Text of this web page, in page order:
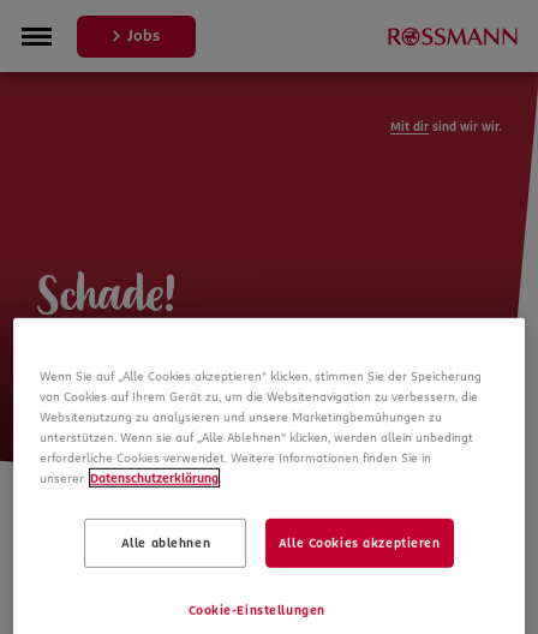
Jobs
Mit dir sind wir wir.
Schade!
mehr verfügbar
Die Suche geht weiter
Wenn Sie auf „Alle Cookies akzeptieren“ klicken, stimmen Sie der Speicherung
von Cookies auf Ihrem Gerät zu, um die Websitenavigation zu verbessern, die
Websitenutzung zu analysieren und unsere Marketingbemühungen zu
unterstützen. Wenn sie auf „Alle Ablehnen“ klicken, werden allein unbedingt
erforderliche Cookies verwendet. Weitere Informationen finden Sie in
unserer Datenschutzerklärung
Alle ablehnen Alle Cookies akzeptieren
Cookie-Einstellungen